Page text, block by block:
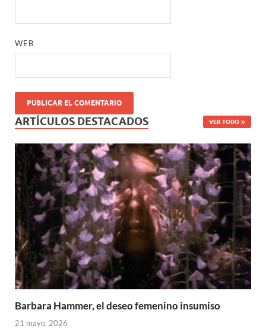
WEB
ARTÍCULOS DESTACADOS VER TODO
Barbara Hammer, el deseo femenino insumiso
21 mayo, 2026